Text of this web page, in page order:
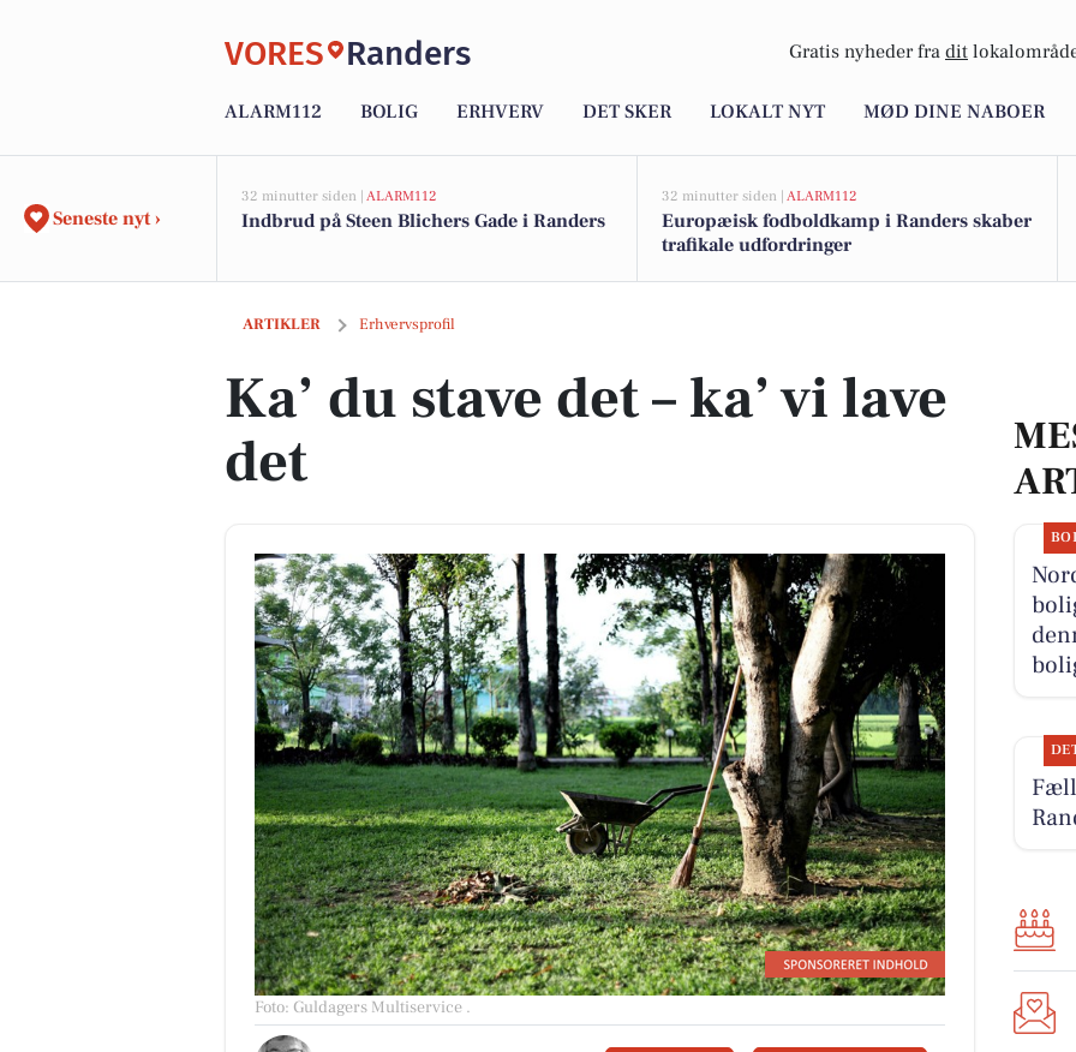
VORES Randers Gratis nyheder fra dit
ALARM112 BOLIG ERHVERV DET SKER LOKALT NYT MØD DINE NABOER
Seneste nyt ›
32 minutter siden | ALARM112
Indbrud på Steen Blichers Gade i Randers
32 minutter siden | ALARM112
Europæisk fodboldkamp i Randers skaber
trafikale udfordringer
ARTIKLER Erhvervsprofil
Ka’ du stave det – ka’ vi lave det
Ka’ du stave det – ka’ vi lave
det
Foto: Guldagers Multiservice .